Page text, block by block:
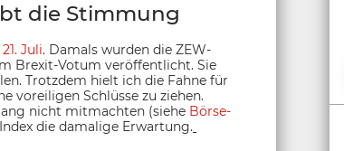
die Stimmung
Juli. Damals wurden die ZEW-
Brexit-Votum veröffentlicht. Sie
Trotzdem hielt ich die Fahne für
voreiligen Schlüsse zu ziehen.
nicht mitmachten (siehe Börse-
die damalige Erwartung.